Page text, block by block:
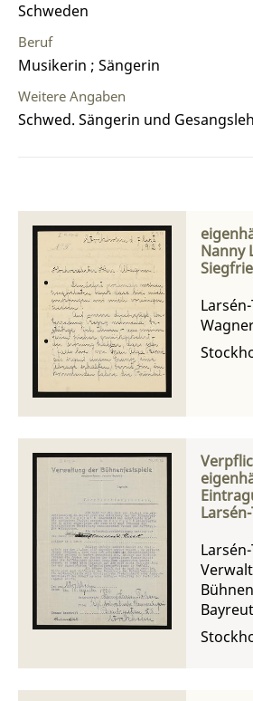
Schweden
Beruf
Musikerin ; Sängerin
Weitere Angaben
Schwed. Sängerin und
Nanny